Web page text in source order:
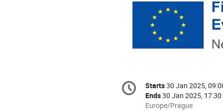
Conference
information
Date/Time
Starts30 Jan 2025,
Ends30 Jan 2025, 17:30
All
Europe/Prague